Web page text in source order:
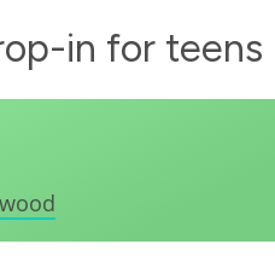
in for teens